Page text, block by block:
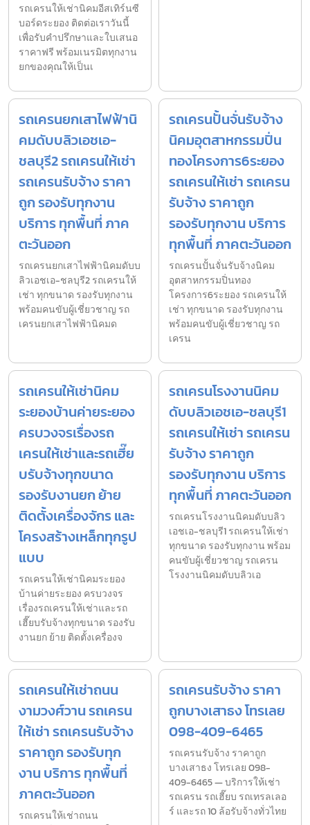
รถเครนให้เช่านิคมอีสเทิร์นซี
บอร์ดระยอง ติดต่อเราวันนี้
เพื่อรับคำปรึกษาและใบเสนอ
ราคาฟรี พร้อมเนรมิตทุกงาน
ยกของคุณให้เป็นเ
รถเครนยกเสาไฟฟ้านิ
คมดับบลิวเอชเอ-
ชลบุรี2 รถเครนให้เช่า
รถเครนรับจ้าง ราคา
ถูก รองรับทุกงาน
บริการ ทุกพื้นที่ ภาค
ตะวันออก
รถเครนยกเสาไฟฟ้านิคมดับบ
ลิวเอชเอ-ชลบุรี2 รถเครนให้
เช่า ทุกขนาด รองรับทุกงาน
พร้อมคนขับผู้เชี่ยวชาญ รถ
เครนยกเสาไฟฟ้านิคมด
รถเครนปั้นจั่นรับจ้าง
นิคมอุตสาหกรรมปิ่น
ทองโครงการ6ระยอง
รถเครนให้เช่า รถเครน
รับจ้าง ราคาถูก
รองรับทุกงาน บริการ
ทุกพื้นที่ ภาคตะวันออก
รถเครนปั้นจั่นรับจ้างนิคม
อุตสาหกรรมปิ่นทอง
โครงการ6ระยอง รถเครนให้
เช่า ทุกขนาด รองรับทุกงาน
พร้อมคนขับผู้เชี่ยวชาญ รถ
เครน
รถเครนให้เช่านิคม
ระยองบ้านค่ายระยอง
ครบวงจรเรื่องรถ
เครนให้เช่าและรถเฮี๊ย
บรับจ้างทุกขนาด
รองรับงานยก ย้าย
ติดตั้งเครื่องจักร และ
โครงสร้างเหล็กทุกรูป
แบบ
รถเครนให้เช่านิคมระยอง
บ้านค่ายระยอง ครบวงจร
เรื่องรถเครนให้เช่าและรถ
เฮี๊ยบรับจ้างทุกขนาด รองรับ
งานยก ย้าย ติดตั้งเครื่องจ
รถเครนโรงงานนิคม
ดับบลิวเอชเอ-ชลบุรี1
รถเครนให้เช่า รถเครน
รับจ้าง ราคาถูก
รองรับทุกงาน บริการ
ทุกพื้นที่ ภาคตะวันออก
รถเครนโรงงานนิคมดับบลิว
เอชเอ-ชลบุรี1 รถเครนให้เช่า
ทุกขนาด รองรับทุกงาน พร้อม
คนขับผู้เชี่ยวชาญ รถเครน
โรงงานนิคมดับบลิวเอ
รถเครนให้เช่าถนน
งามวงศ์วาน รถเครน
ให้เช่า รถเครนรับจ้าง
ราคาถูก รองรับทุก
งาน บริการ ทุกพื้นที่
ภาคตะวันออก
รถเครนให้เช่าถนน
รถเครนรับจ้าง ราคา
ถูกบางเสาธง โทรเลย
098-409-6465
รถเครนรับจ้าง ราคาถูก
บางเสาธง โทรเลย 098-
409-6465 — บริการให้เช่า
รถเครน รถเฮี๊ยบ รถเทรลเลอ
ร์ และรถ 10 ล้อรับจ้างทั่วไทย